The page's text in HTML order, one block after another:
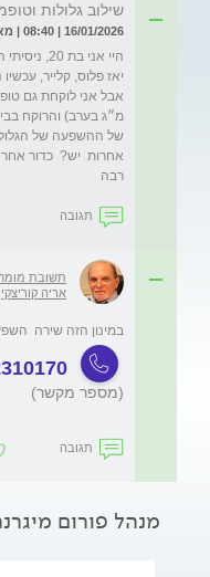
שילוב גלולות
16/01/2026 | 08:40 | מאת: שירה
היי אני בת
יאז פלוס, קלייר,
מ״ג בערב) והרוקח
של ההשפעה של
אחרות  יש?  כדור
רבה
תגובה
תשובת
אריה קוריצקי
במינון הזה שירה
(מספר מקשר)
תגובה
מנהל פורום